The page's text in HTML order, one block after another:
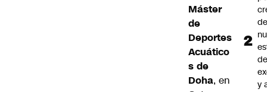
Máster
de
Deportes
Acuático
s de
Doha, en
de
y